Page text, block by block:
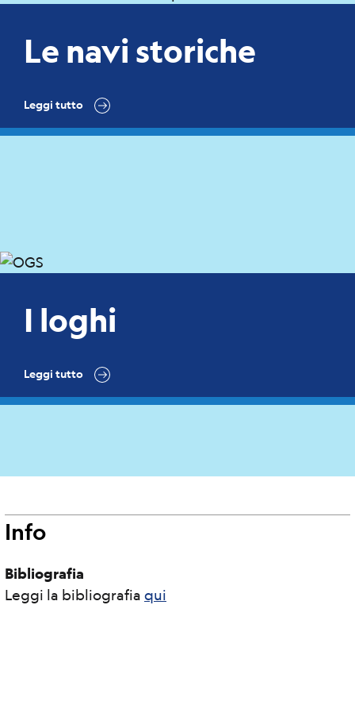
Le navi storiche
Leggi tutto
I loghi
Leggi tutto
Info
Bibliografia
Leggi la bibliografia qui